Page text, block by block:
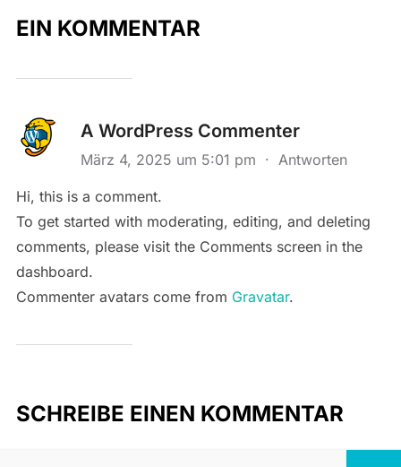
EIN KOMMENTAR
A WordPress Commenter
März 4, 2025 um 5:01 pm · Antworten
Hi, this is a comment.
To get started with moderating, editing, and deleting
comments, please visit the Comments screen in the
dashboard.
Commenter avatars come from Gravatar.
SCHREIBE EINEN KOMMENTAR